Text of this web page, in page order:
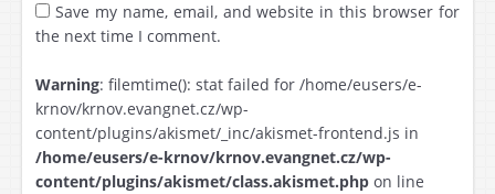
Save my name, email, and website in this browser for
the next time I comment.
Warning: filemtime(): stat failed for /home/eusers/e-
krnov/krnov.evangnet.cz/wp-
content/plugins/akismet/_inc/akismet-frontend.js in
/home/eusers/e-krnov/krnov.evangnet.cz/wp-
content/plugins/akismet/class.akismet.php on line